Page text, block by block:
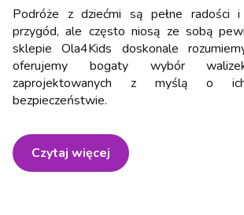
Podróże z dziećmi są pełne radości i
przygód, ale często niosą ze sobą
sklepie Ola4Kids doskonale
oferujemy bogaty wybór
zaprojektowanych z myślą o
bezpieczeństwie.
Czytaj więcej